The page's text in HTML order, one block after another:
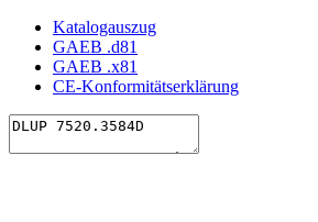
Katalogauszug
GAEB .d81
GAEB .x81
CE-Konformitätserklärung